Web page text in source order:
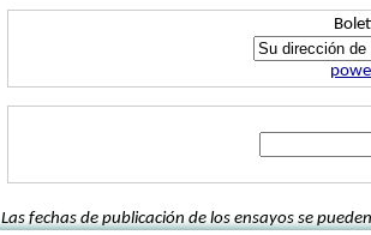
Las fechas de publicación de los ensayos se